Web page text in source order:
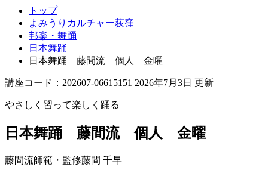
トップ
よみうりカルチャー荻窪
邦楽・舞踊
日本舞踊
日本舞踊 藤間流 個人 金曜
講座コード：202607-06615151 2026年7月3日 更新
やさしく習って楽しく踊る
日本舞踊 藤間流 個人 金曜
藤間流師範・監修藤間 千早